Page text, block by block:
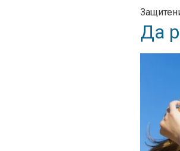
Да